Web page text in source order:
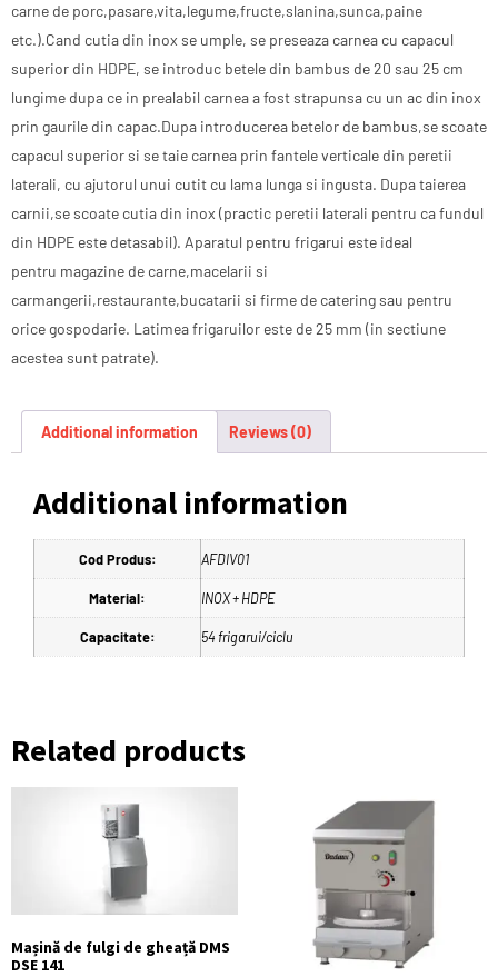
carne de porc,pasare,vita,legume,fructe,slanina,sunca,paine
etc.).Cand cutia din inox se umple, se preseaza carnea cu capacul
superior din HDPE, se introduc betele din bambus de 20 sau 25 cm
lungime dupa ce in prealabil carnea a fost strapunsa cu un ac din inox
prin gaurile din capac.Dupa introducerea betelor de bambus,se scoate
capacul superior si se taie carnea prin fantele verticale din peretii
laterali, cu ajutorul unui cutit cu lama lunga si ingusta. Dupa taierea
carnii,se scoate cutia din inox (practic peretii laterali pentru ca fundul
din HDPE este detasabil). Aparatul pentru frigarui este ideal
pentru magazine de carne,macelarii si
carmangerii,restaurante,bucatarii si firme de catering sau pentru
orice gospodarie. Latimea frigaruilor este de 25 mm (in sectiune
acestea sunt patrate).
Additional information Reviews (0)
Additional information
Cod Produs: AFDIV01
Material: INOX + HDPE
Capacitate: 54 frigarui/ciclu
Related products
Mașină de fulgi de gheață DMS
DSE 141